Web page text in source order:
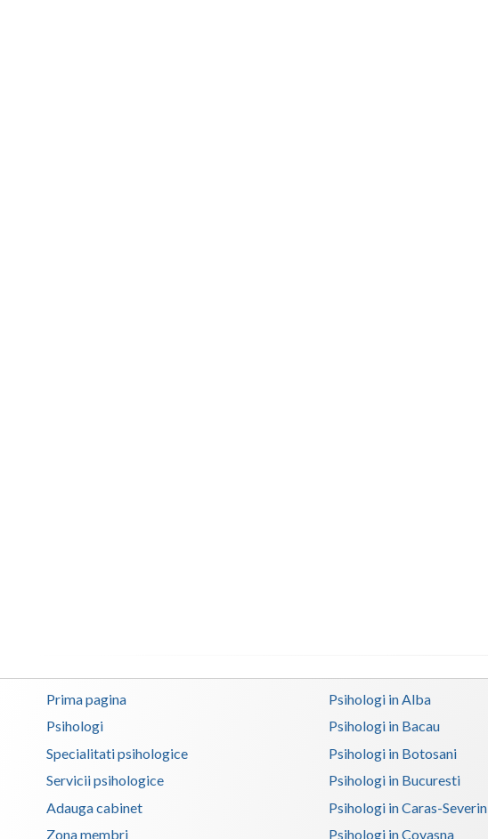
Prima pagina
Psihologi
Specialitati psihologice
Servicii psihologice
Adauga cabinet
Zona membri
Psihologi in Alba
Psihologi in Bacau
Psihologi in Botosani
Psihologi in Bucuresti
Psihologi in Caras-Severin
Psihologi in Covasna